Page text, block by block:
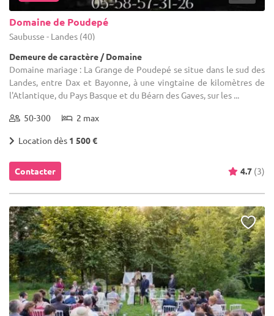
Domaine de Poudepé
Saubusse - Landes (40)
Demeure de caractère / Domaine
Domaine mariage : La Grange de Poudepé se situe dans le sud des
Landes, entre Dax et Bayonne, à une vingtaine de kilomètres de
l'Atlantique, du Pays Basque et du Béarn des Gaves, sur les ...
50-300 2 max
Location dès 1 500 €
Contacter 4.7 (3)